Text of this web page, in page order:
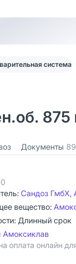
система
875
Документы 89
Сандоз ГмбХ,
вещество:
Длинный срок
оплата онлайн